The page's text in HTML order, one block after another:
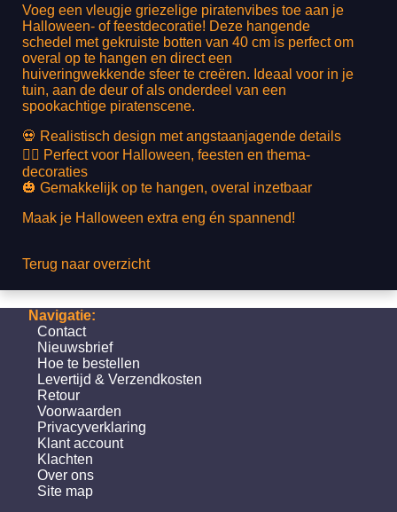
Voeg een vleugje griezelige piratenvibes toe aan je
Halloween- of feestdecoratie! Deze hangende
schedel met gekruiste botten van 40 cm is perfect om
overal op te hangen en direct een
huiveringwekkende sfeer te creëren. Ideaal voor in je
tuin, aan de deur of als onderdeel van een
spookachtige piratenscene.
💀 Realistisch design met angstaanjagende details
🏴‍☠️ Perfect voor Halloween, feesten en thema-
decoraties
🎃 Gemakkelijk op te hangen, overal inzetbaar
Maak je Halloween extra eng én spannend!
Terug naar overzicht
Navigatie:
Contact
Nieuwsbrief
Hoe te bestellen
Levertijd & Verzendkosten
Retour
Voorwaarden
Privacyverklaring
Klant account
Klachten
Over ons
Site map